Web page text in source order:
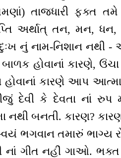
તાજધારી ફક્ત
અર્થાત્ તન, મન,
નું નામ-નિશાન નથી
હોવાનાં કારણે,
હોવાનાં કારણે આપ
દેવી કે દેવતા નાં રુપ
નથી બનતી. કારણ?
ભગવાન તમારું ભાગ્ય
નાં ગીત નહીં ગાઓ.